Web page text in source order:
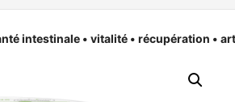
intestinale • vitalité • récupération •